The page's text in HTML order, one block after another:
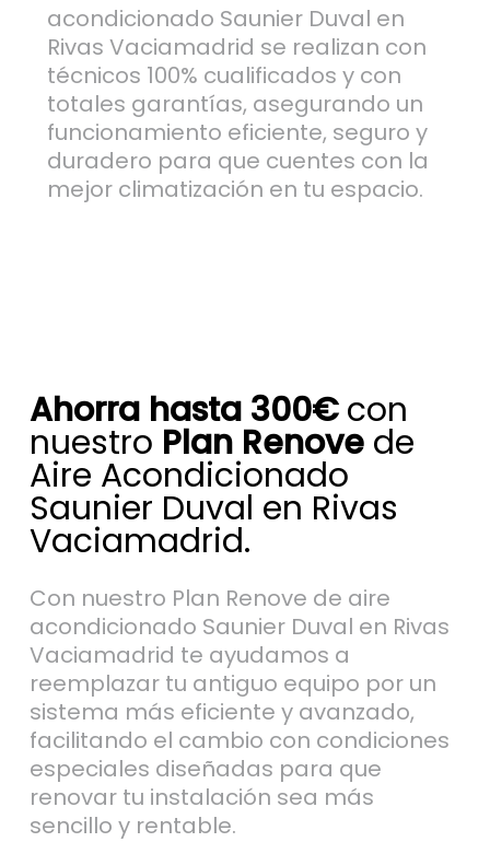
acondicionado Saunier Duval en
Rivas Vaciamadrid se realizan con
técnicos 100% cualificados y con
totales garantías, asegurando un
funcionamiento eficiente, seguro y
duradero para que cuentes con la
mejor climatización en tu espacio.
Ahorra hasta 300€con
nuestro Plan Renovede
Aire Acondicionado
Saunier Duval en Rivas
Vaciamadrid.
Con nuestro Plan Renove de aire
acondicionado Saunier Duval en Rivas
Vaciamadrid te ayudamos a
reemplazar tu antiguo equipo por un
sistema más eficiente y avanzado,
facilitando el cambio con condiciones
especiales diseñadas para que
renovar tu instalación sea más
sencillo y rentable.